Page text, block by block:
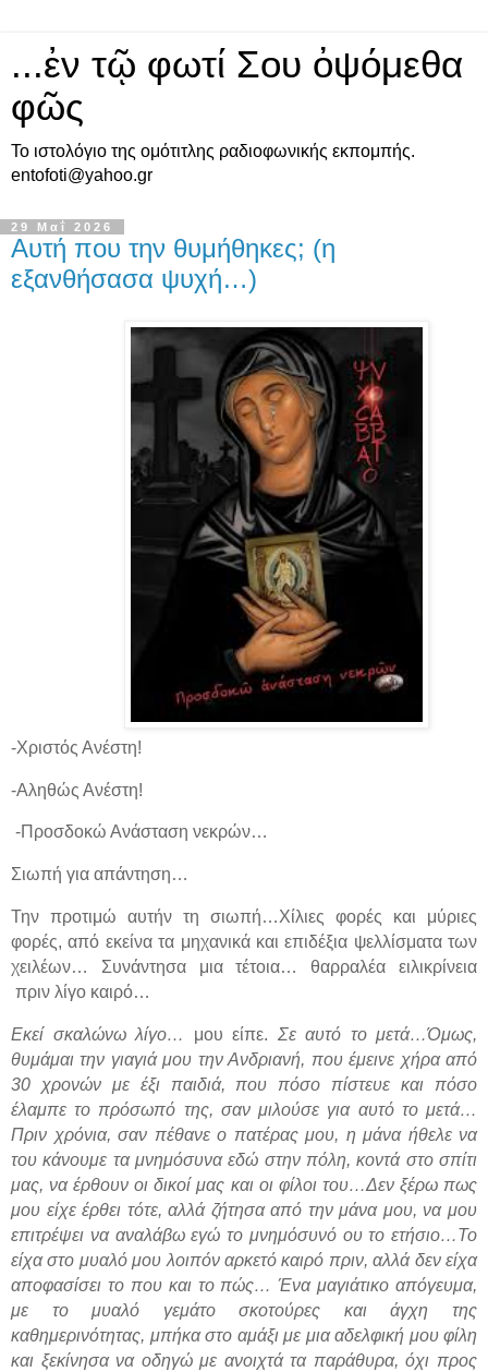
...ἐν τῷ φωτί Σου ὀψόμεθα
φῶς
Το ιστολόγιο της ομότιτλης ραδιοφωνικής εκπομπής.
entofoti@yahoo.gr
29 Μαΐ 2026
Αυτή που την θυμήθηκες; (η
εξανθήσασα ψυχή…)
-Χριστός Ανέστη!
-Αληθώς Ανέστη!
-Προσδοκώ Ανάσταση νεκρών…
Σιωπή για απάντηση…
Την προτιμώ αυτήν τη σιωπή…Χίλιες φορές και μύριες
φορές, από εκείνα τα μηχανικά και επιδέξια ψελλίσματα των
χειλέων… Συνάντησα μια τέτοια… θαρραλέα ειλικρίνεια
πριν λίγο καιρό…
Εκεί σκαλώνω λίγο… μου είπε. Σε αυτό το μετά…Όμως,
θυμάμαι την γιαγιά μου την Ανδριανή, που έμεινε χήρα από
30 χρονών με έξι παιδιά, που πόσο πίστευε και πόσο
έλαμπε το πρόσωπό της, σαν μιλούσε για αυτό το μετά…
Πριν χρόνια, σαν πέθανε ο πατέρας μου, η μάνα ήθελε να
του κάνουμε τα μνημόσυνα εδώ στην πόλη, κοντά στο σπίτι
μας, να έρθουν οι δικοί μας και οι φίλοι του…Δεν ξέρω πως
μου είχε έρθει τότε, αλλά ζήτησα από την μάνα μου, να μου
επιτρέψει να αναλάβω εγώ το μνημόσυνό ου το ετήσιο…Το
είχα στο μυαλό μου λοιπόν αρκετό καιρό πριν, αλλά δεν είχα
αποφασίσει το που και το πώς… Ένα μαγιάτικο απόγευμα,
με το μυαλό γεμάτο σκοτούρες και άγχη της
καθημερινότητας, μπήκα στο αμάξι με μια αδελφική μου φίλη
και ξεκίνησα να οδηγώ με ανοιχτά τα παράθυρα, όχι προς